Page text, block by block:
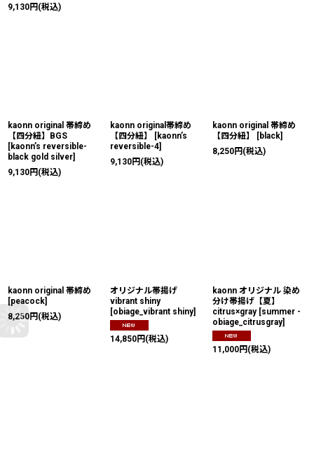
9,130円 (税込)
kaonn original 帯締め
【四分紐】BGS
[kaonn’s reversible-
black gold silver]
9,130円 (税込)
kaonn original帯締め
【四分紐】
[kaonn’s
reversible-4]
9,130円 (税込)
kaonn original 帯締め
【四分紐】
[black]
8,250円 (税込)
kaonn original 帯締め
[peacock]
8,250円 (税込)
オリジナル帯揚げ
vibrant shiny
[obiage_vibrant shiny]
14,850円 (税込)
kaonn オリジナル 染め
分け帯揚げ【夏】
citrus×gray [summer -
obiage_citrusgray]
11,000円 (税込)